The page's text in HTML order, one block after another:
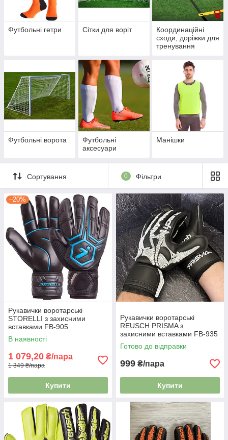
Футбольні гетри Сітки для воріт
Координаційні
сходи, доріжки для
тренування
Футбольні ворота
Футбольні
аксесуари
Манішки
Сортування 0 Фільтри
–20%
Рукавички воротарські
STORELLI з захисними
вставками FB-905
В наявності
1 079,20 ₴/пара
1 349 ₴/пара
Купити
Рукавички воротарські
REUSCH PRISMA з
захисними вставками FB-935
Готово до відправки
999 ₴/пара
Купити